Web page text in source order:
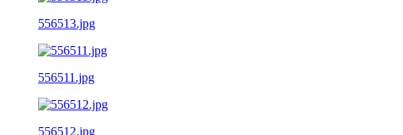
556513.jpg
556511.jpg
556512.jpg